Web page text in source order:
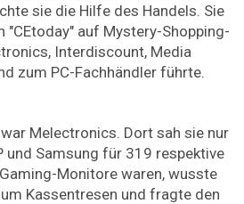
sie die Hilfe des Handels. Sie
"CEtoday" auf Mystery-Shopping-
Interdiscount, Media
zum PC-Fachhändler führte.
Melectronics. Dort sah sie nur
und Samsung für 319 respektive
Monitore waren, wusste
Kassentresen und fragte den